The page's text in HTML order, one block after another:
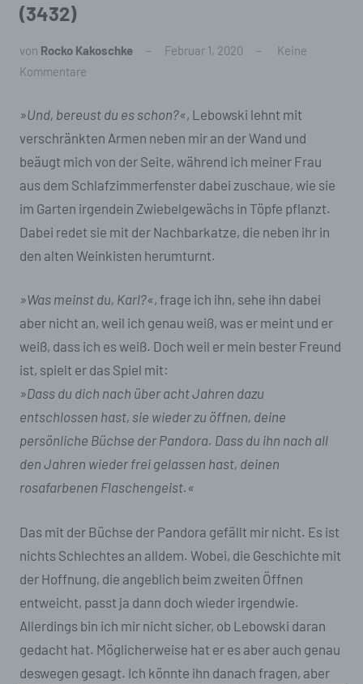
(3432)
von Rocko Kakoschke Februar 1, 2020
Keine
Kommentare
»Und, bereust du es schon?«, Lebowski lehnt mit
verschränkten Armen neben mir an der Wand und
beäugt mich von der Seite, während ich meiner Frau
aus dem Schlafzimmerfenster dabei zuschaue, wie sie
im Garten irgendein Zwiebelgewächs in Töpfe pflanzt.
Dabei redet sie mit der Nachbarkatze, die neben ihr in
den alten Weinkisten herumturnt.
»Was meinst du, Karl?«, frage ich ihn, sehe ihn dabei
aber nicht an, weil ich genau weiß, was er meint und er
weiß, dass ich es weiß. Doch weil er mein bester Freund
ist, spielt er das Spiel mit:
»Dass du dich nach über acht Jahren dazu
entschlossen hast, sie wieder zu öffnen, deine
persönliche Büchse der Pandora. Dass du ihn nach all
den Jahren wieder frei gelassen hast, deinen
rosafarbenen Flaschengeist.«
Das mit der Büchse der Pandora gefällt mir nicht. Es ist
nichts Schlechtes an alldem. Wobei, die Geschichte mit
der Hoffnung, die angeblich beim zweiten Öffnen
entweicht, passt ja dann doch wieder irgendwie.
Allerdings bin ich mir nicht sicher, ob Lebowski daran
gedacht hat. Möglicherweise hat er es aber auch genau
deswegen gesagt. Ich könnte ihn danach fragen, aber